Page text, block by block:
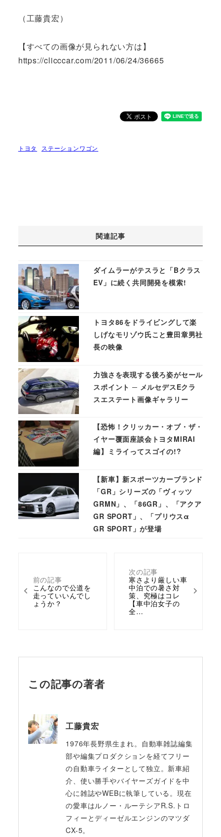
（工藤貴宏）
【すべての画像が見られない方は】
https://clicccar.com/2011/06/24/36665
トヨタ ステーションワゴン
前の記事
こんなので公道を
走っていいんでし
ょうか？
次の記事
寒さより厳しい車
中泊での暑さ対
策、究極はコレ
【車中泊女子の
全…
関連記事
ダイムラーがテスラと「Bクラス
EV」に続く共同開発を模索!
トヨタ86をドライビングして楽
しげなモリゾウ氏こと豊田章男社
長の映像
力強さを表現する後ろ姿がセール
スポイント ─ メルセデスEクラ
スエステート画像ギャラリー
【恐怖！クリッカー・オブ・ザ・
イヤー覆面座談会トヨタMIRAI
編】ミライってスゴイの!?
【新車】新スポーツカーブランド
「GR」シリーズの「ヴィッツ
GRMN」、「86GR」、「アクア
GR SPORT」、「プリウスα
GR SPORT」が登場
この記事の著者
工藤貴宏
1976年長野県生まれ。自動車雑誌編集
部や編集プロダクションを経てフリー
の自動車ライターとして独立。新車紹
介、使い勝手やバイヤーズガイドを中
心に雑誌やWEBに執筆している。現在
の愛車はルノー・ルーテシアR.S.トロ
フィーとディーゼルエンジンのマツダ
CX-5。